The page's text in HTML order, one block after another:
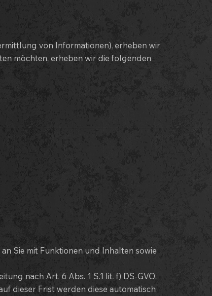
von Informationen), erheben wir
möchten, erheben wir die folgenden
Sie mit Funktionen und Inhalten sowie
nach Art. 6 Abs. 1 S.1 lit. f) DS-GVO.
dieser Frist werden diese automatisch